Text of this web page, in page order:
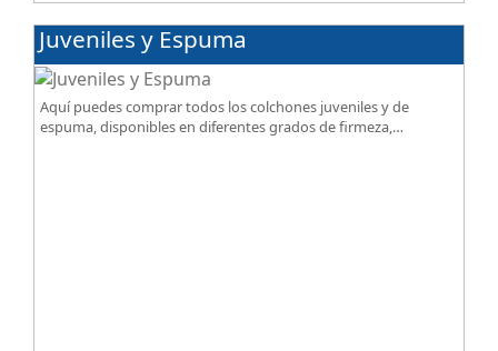
Juveniles y Espuma
Aquí puedes comprar todos los colchones juveniles y de
espuma, disponibles en diferentes grados de firmeza,